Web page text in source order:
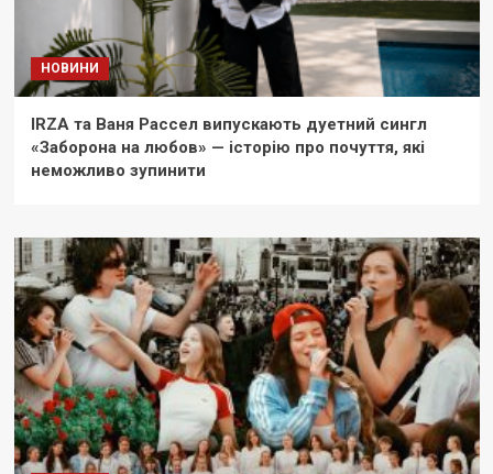
НОВИНИ
IRZA та Ваня Рассел випускають дуетний сингл
«Заборона на любов» — історію про почуття, які
неможливо зупинити